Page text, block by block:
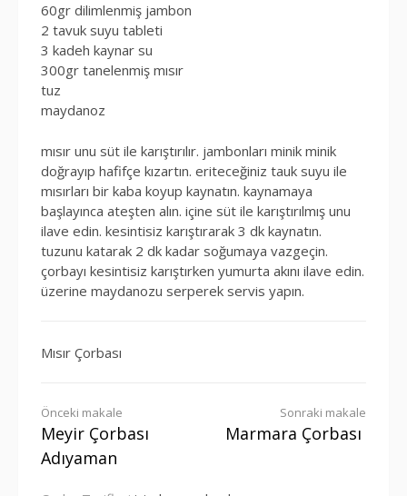
60gr dilimlenmiş jambon
2 tavuk suyu tableti
3 kadeh kaynar su
300gr tanelenmiş mısır
tuz
maydanoz
mısır unu süt ile karıştırılır. jambonları minik minik
doğrayıp hafifçe kızartın. eriteceğiniz tauk suyu ile
mısırları bir kaba koyup kaynatın. kaynamaya
başlayınca ateşten alın. içine süt ile karıştırılmış unu
ilave edin. kesintisiz karıştırarak 3 dk kaynatın.
tuzunu katarak 2 dk kadar soğumaya vazgeçin.
çorbayı kesintisiz karıştırken yumurta akını ilave edin.
üzerine maydanozu serperek servis yapın.
Mısır Çorbası
Okumaya
devam
Önceki makale
Meyir Çorbası
Adıyaman
Sonraki makale
Marmara Çorbası